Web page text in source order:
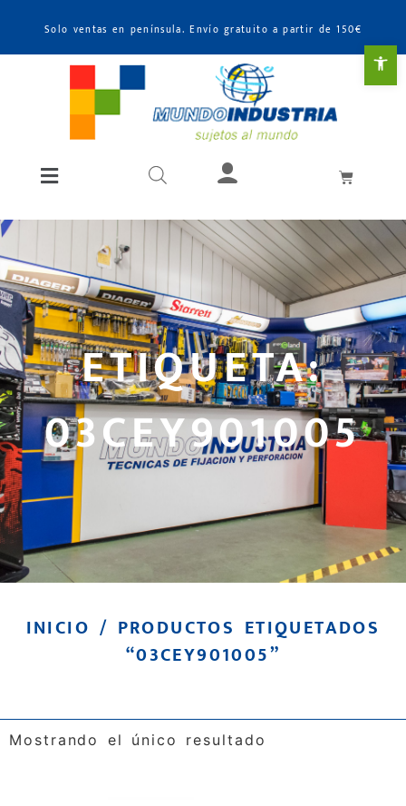
Solo ventas en península. Envío gratuito a partir de 150€
ETIQUETA:
03CEY901005
INICIO / PRODUCTOS ETIQUETADOS
“03CEY901005”
Mostrando el único resultado